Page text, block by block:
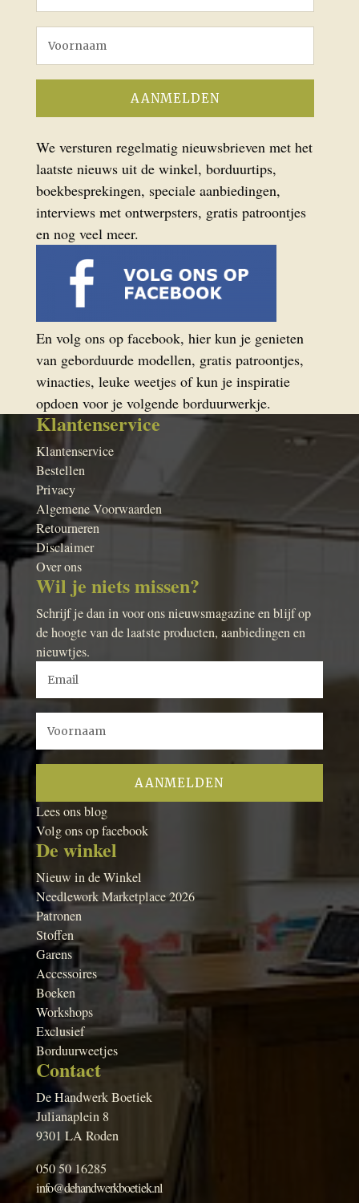
We versturen regelmatig nieuwsbrieven met het
laatste nieuws uit de winkel, borduurtips,
boekbesprekingen, speciale aanbiedingen,
interviews met ontwerpsters, gratis patroontjes
en nog veel meer.
En volg ons op facebook, hier kun je genieten
van geborduurde modellen, gratis patroontjes,
winacties, leuke weetjes of kun je inspiratie
opdoen voor je volgende borduurwerkje.
Klantenservice
Klantenservice
Bestellen
Privacy
Algemene Voorwaarden
Retourneren
Disclaimer
Over ons
Wil je niets missen?
Schrijf je dan in voor ons nieuwsmagazine en blijf op
de hoogte van de laatste producten, aanbiedingen en
nieuwtjes.
Lees ons blog
Volg ons op facebook
De winkel
Nieuw in de Winkel
Needlework Marketplace 2026
Patronen
Stoffen
Garens
Accessoires
Boeken
Workshops
Exclusief
Borduurweetjes
Contact
De Handwerk Boetiek
Julianaplein 8
9301 LA Roden
050 50 16285
info@dehandwerkboetiek.nl